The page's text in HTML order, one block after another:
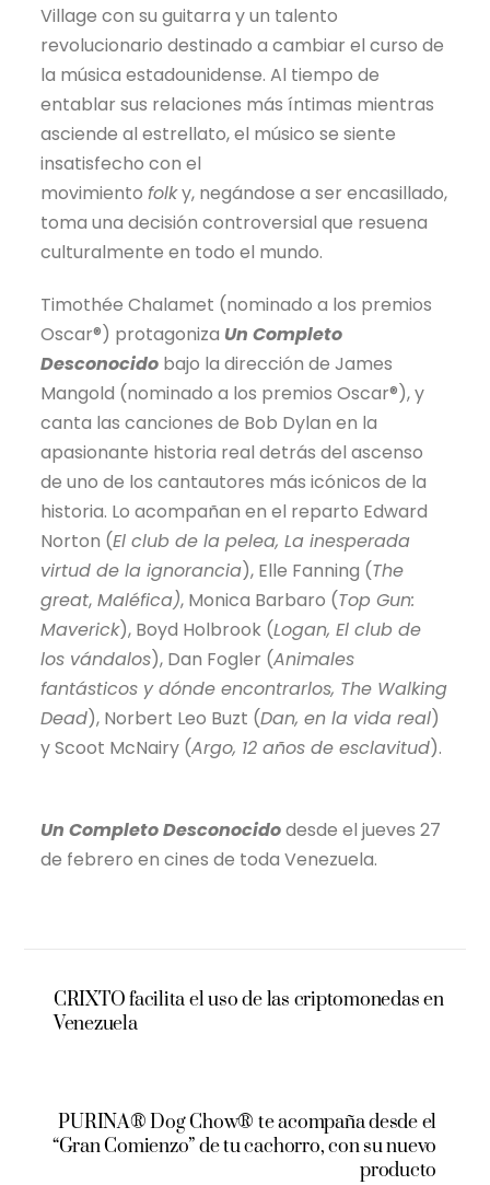
Village con su guitarra y un talento
revolucionario destinado a cambiar el curso de
la música estadounidense. Al tiempo de
entablar sus relaciones más íntimas mientras
asciende al estrellato, el músico se siente
insatisfecho con el
movimientofolky, negándose a ser encasillado,
toma una decisión controversial que resuena
culturalmente en todo el mundo.
Timothée Chalamet (nominado a los premios
Oscar®) protagoniza Un Completo
Desconocido bajo la dirección de James
Mangold (nominado a los premios Oscar®), y
canta las canciones de Bob Dylan en la
apasionante historia real detrás del ascenso
de uno de los cantautores más icónicos de la
historia. Lo acompañan en el reparto Edward
Norton (El club de la pelea, La inesperada
virtud de la ignorancia), Elle Fanning (The
great, Maléfica), Monica Barbaro (Top Gun:
Maverick), Boyd Holbrook (Logan, El club de
los vándalos), Dan Fogler (Animales
fantásticos y dónde encontrarlos, The Walking
Dead), Norbert Leo Buzt (Dan, en la vida real)
y Scoot McNairy (Argo, 12 años de esclavitud).
Un Completo Desconocidodesde el jueves 27
de febrero en cines de toda Venezuela.
CRIXTO facilita el uso de las criptomonedas en
Venezuela
PURINA® Dog Chow® te acompaña desde el
“Gran Comienzo” de tu cachorro, con su nuevo
producto